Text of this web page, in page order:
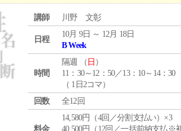
講師 川野 文彰
日程
10月 9日 ～ 12月 18日
B Week
時間
隔週 （ 日 ）
11：30～12：50／13：10～14：30
（ 1日2コマ）
回数
全12回
料金
14,580円（4回／分割支払い）×3
40,500円（12回／一括前納支払※